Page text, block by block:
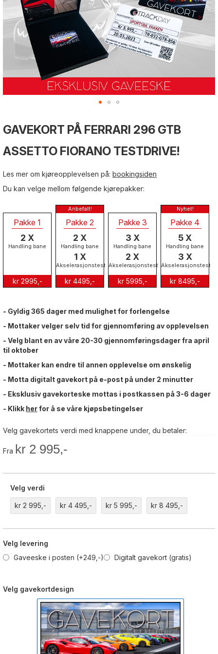
slutten
bildegalleri
Gå
til
av
Gå
til
av
GAVEKORT PÅ FERRARI 296 GTB
ASSETTO FIORANO TESTDRIVE!
Les mer om kjøreopplevelsen på: bookingsiden
Du kan velge mellom følgende kjørepakker:
Pakke 1
2 X
Handling bane
kr 2995,-
Pakke 2
2 X
Handling bane
1 X
Akselerasjonstest
kr 4495,-
Pakke 3
3 X
Handling bane
2 X
Akselerasjonstest
kr 5995,-
Pakke 4
5 X
Handling bane
3 X
Akselerasjonstest
kr 8495,-
- Gyldig 365 dager med mulighet for forlengelse
- Mottaker velger selv tid for gjennomføring av opplevelsen
- Velg blant en av våre 20-30 gjennomføringsdager fra april
til oktober
- Mottaker kan endre til annen opplevelse om ønskelig
- Motta digitalt gavekort på e-post på under 2 minutter
- Eksklusiv gavekorteske mottas i postkassen på 3-6 dager
- Klikk herfor å se våre kjøpsbetingelser
Velg gavekortets verdi med knappene under, du betaler:
Fra kr 2 995,-
Velg levering
Gaveeske i posten (+249,-)
Digitalt gavekort (gratis)
Velg verdi
kr 2 995,- kr 4 495,- kr 5 995,- kr 8 495,-
Velg gavekortdesign